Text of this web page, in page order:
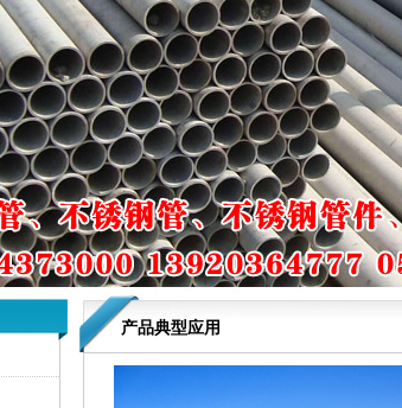
产品典型应用